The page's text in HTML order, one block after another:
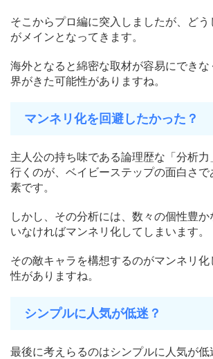
そこからプロ編に突入しましたが、ど
がメインとなってきます。
海外となると綿密な取材が容易にでき
界がきた可能性がありますね。
マンネリ化を回避したかった？
主人公の持ち味である論理歴な「分析
行くのが、ベイビーステップの面白さ
素です。
しかし、その分析には、数々の個性豊
いなければマンネリ化してしまいます。
その敵キャラを構想するのがマンネリ
性がありますね。
シンプルに人気が低迷？
最後に考えらるのはシンプルに人気が